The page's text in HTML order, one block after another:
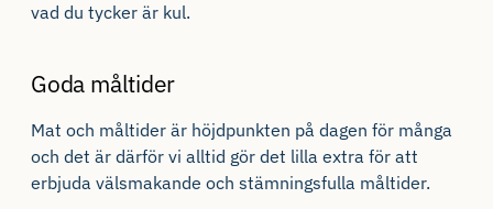
vad du tycker är kul.
Goda måltider
Mat och måltider är höjdpunkten på dagen för många
och det är därför vi alltid gör det lilla extra för att
erbjuda välsmakande och stämningsfulla måltider.